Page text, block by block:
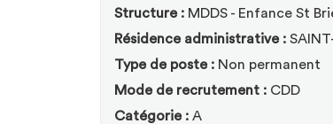
Structure : MDDS - Enfance St
Résidence administrative :
Type de poste : Non permanent
Mode de recrutement : CDD
Catégorie : A